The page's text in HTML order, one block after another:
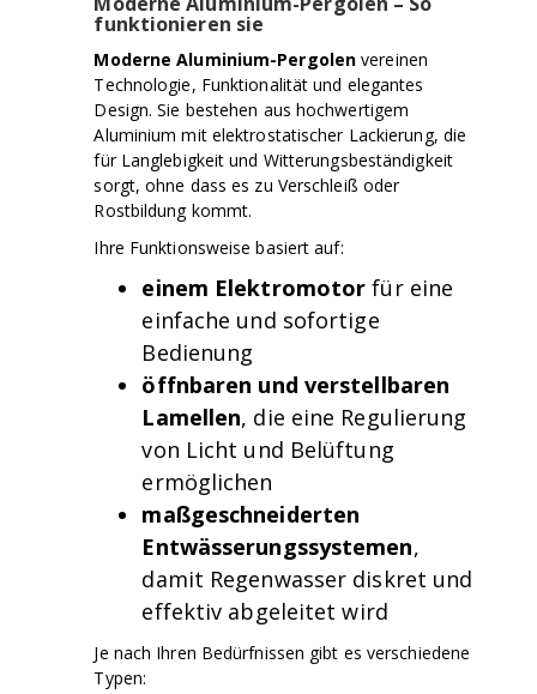
funktionieren sie
Moderne Aluminium-Pergolen vereinen
Technologie, Funktionalität und elegantes
Design. Sie bestehen aus hochwertigem
Aluminium mit elektrostatischer Lackierung, die
für Langlebigkeit und Witterungsbeständigkeit
sorgt, ohne dass es zu Verschleiß oder
Rostbildung kommt.
Ihre Funktionsweise basiert auf:
einem Elektromotor für eine
einfache und sofortige
Bedienung
öffnbaren und verstellbaren
Lamellen, die eine Regulierung
von Licht und Belüftung
ermöglichen
maßgeschneiderten
Entwässerungssystemen,
damit Regenwasser diskret und
effektiv abgeleitet wird
Je nach Ihren Bedürfnissen gibt es verschiedene
Typen: